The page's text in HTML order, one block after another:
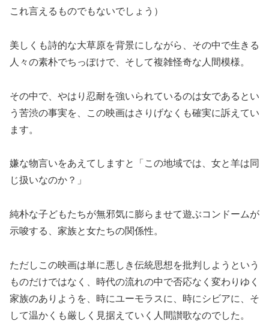
これ言えるものでもないでしょう）
美しくも詩的な大草原を背景にしながら、その中で生きる
人々の素朴でちっぽけで、そして複雑怪奇な人間模様。
その中で、やはり忍耐を強いられているのは女であるとい
う苦渋の事実を、この映画はさりげなくも確実に訴えてい
ます。
嫌な物言いをあえてしますと「この地域では、女と羊は同
じ扱いなのか？」
純朴な子どもたちが無邪気に膨らませて遊ぶコンドームが
示唆する、家族と女たちの関係性。
ただしこの映画は単に悪しき伝統思想を批判しようという
ものだけではなく、時代の流れの中で否応なく変わりゆく
家族のありようを、時にユーモラスに、時にシビアに、そ
して温かくも厳しく見据えていく人間讃歌なのでした。